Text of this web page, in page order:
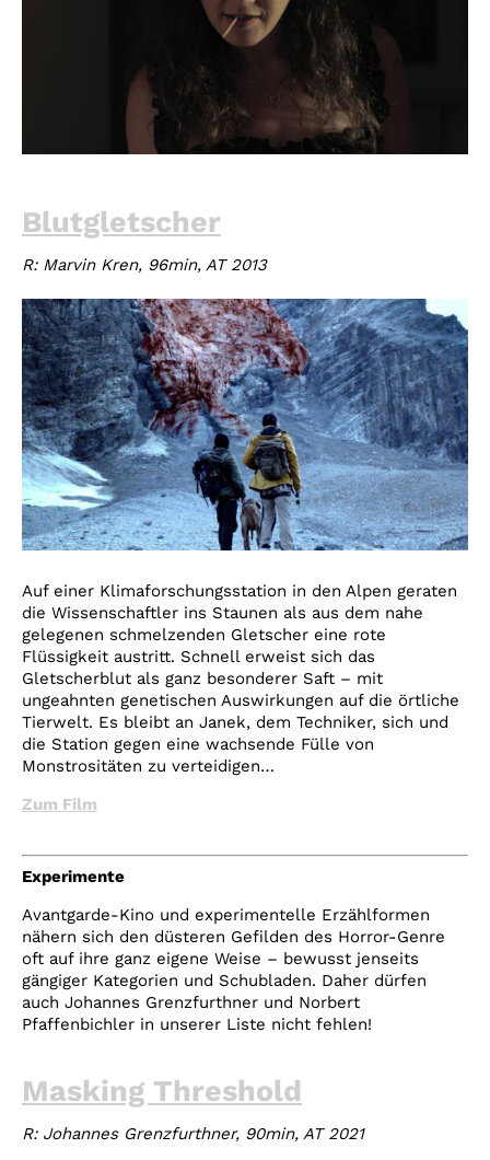
Blutgletscher
R: Marvin Kren, 96min, AT 2013
Auf einer Klimaforschungsstation in den Alpen geraten
die Wissenschaftler ins Staunen als aus dem nahe
gelegenen schmelzenden Gletscher eine rote
Flüssigkeit austritt. Schnell erweist sich das
Gletscherblut als ganz besonderer Saft – mit
ungeahnten genetischen Auswirkungen auf die örtliche
Tierwelt. Es bleibt an Janek, dem Techniker, sich und
die Station gegen eine wachsende Fülle von
Monstrositäten zu verteidigen…
Zum Film
Experimente
Avantgarde-Kino und experimentelle Erzählformen
nähern sich den düsteren Gefilden des Horror-Genre
oft auf ihre ganz eigene Weise – bewusst jenseits
gängiger Kategorien und Schubladen. Daher dürfen
auch Johannes Grenzfurthner und Norbert
Pfaffenbichler in unserer Liste nicht fehlen!
Masking Threshold
R: Johannes Grenzfurthner, 90min, AT 2021